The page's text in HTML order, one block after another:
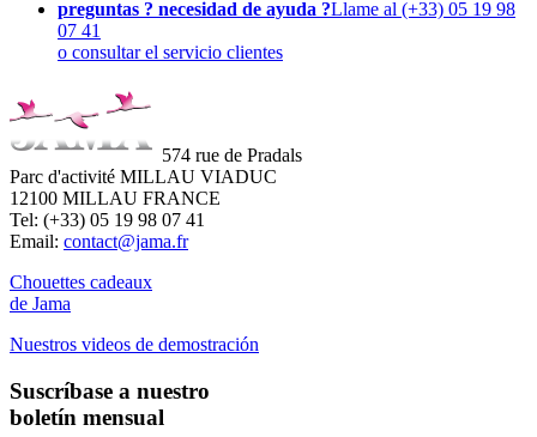
preguntas ? necesidad de ayuda ?Llame al (+33) 05 19 98
07 41
o consultar el servicio clientes
574 rue de Pradals
Parc d'activité MILLAU VIADUC
12100 MILLAU FRANCE
Tel: (+33) 05 19 98 07 41
Email: contact@jama.fr
Chouettes cadeaux
de Jama
Nuestros videos de demostración
Suscríbase a nuestro
boletín mensual